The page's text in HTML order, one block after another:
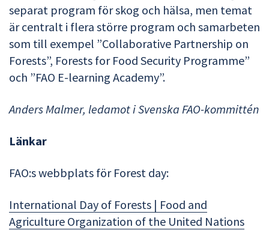
separat program för skog och hälsa, men temat
är centralt i flera större program och samarbeten
som till exempel ”Collaborative Partnership on
Forests”, Forests for Food Security Programme”
och ”FAO E-learning Academy”.
Anders Malmer, ledamot i Svenska FAO-kommittén
Länkar
FAO:s webbplats för Forest day:
International Day of Forests | Food and
Agriculture Organization of the United Nations